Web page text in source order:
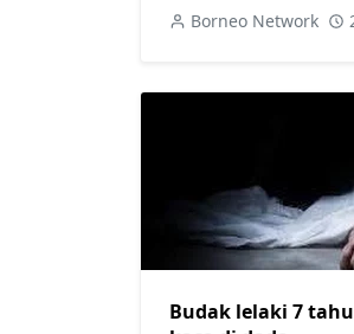
Borneo Network
Budak lelaki 7